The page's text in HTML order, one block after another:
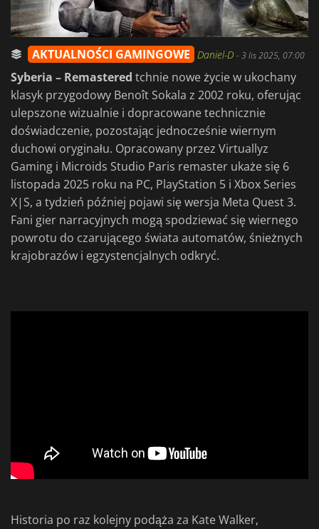
AKTUALNOŚCI GAMINGOWE Daniel-D -3 lis 2025, 07:00
Syberia – Remastered tchnie nowe życie w ukochany
klasyk przygodowy Benoît Sokala z 2002 roku, oferując
ulepszone wizualnie i dopracowane technicznie
doświadczenie, pozostając jednocześnie wiernym
duchowi oryginału. Opracowany przez Virtuallyz
Gaming i Microids Studio Paris remaster ukaże się 6
listopada 2025 roku na PC, PlayStation 5 i Xbox Series
X|S, a tydzień później pojawi się wersja Meta Quest 3.
Fani gier narracyjnych mogą spodziewać się wiernego
powrotu do czarującego świata automatów, śnieżnych
krajobrazów i egzystencjalnych odkryć.
Historia po raz kolejny podąża za Kate Walker,